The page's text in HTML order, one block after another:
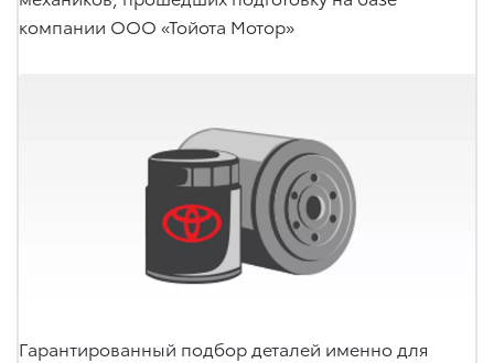
компании ООО «Тойота Мотор»
Гарантированный подбор деталей именно для